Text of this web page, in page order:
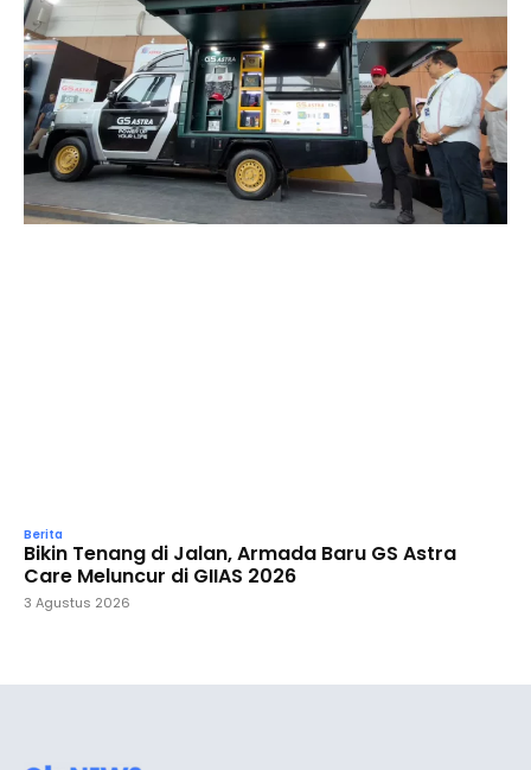
Berita
Bikin Tenang di Jalan, Armada Baru GS Astra
Care Meluncur di GIIAS 2026
3 Agustus 2026